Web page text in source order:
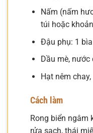
Nấm (nấm
túi hoặc
Đậu phụ: 1 bìa
Dầu mè,
Hạt nêm
Cách làm
Rong biển ngâm
rửa sạch, thái